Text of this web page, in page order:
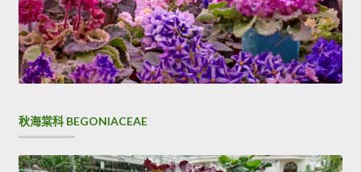
秋海棠科 BEGONIACEAE